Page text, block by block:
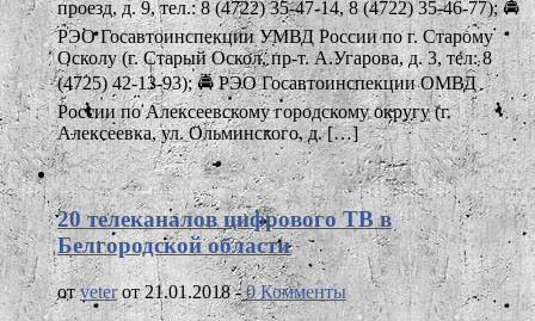
проезд, д. 9, тел.: 8 (4722) 35-47-14, 8 (4722) 35-46-77); 🚔
РЭО Госавтоинспекции УМВД России по г. Старому
Осколу (г. Старый Оскол, пр-т. А.Угарова, д. 3, тел: 8
(4725) 42-13-93); 🚔 РЭО Госавтоинспекции ОМВД
России по Алексеевскому городскому округу (г.
Алексеевка, ул. Ольминского, д. […]
20 телеканалов цифрового ТВ в
Белгородской области
отveterот 21.01.2018 -0 Комменты